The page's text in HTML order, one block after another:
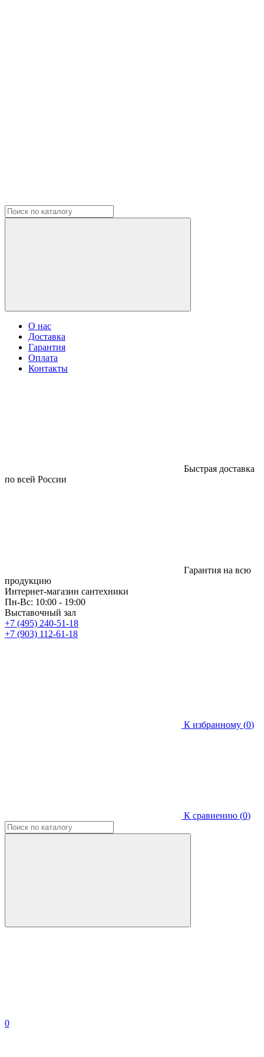
О нас
Доставка
Гарантия
Оплата
Контакты
Быстрая доставка
по всей России
Гарантия на всю
продукцию
Интернет-магазин сантехники
Пн-Вс: 10:00 - 19:00
Выставочный зал
+7 (495) 240-51-18
+7 (903) 112-61-18
К избранному (0)
К сравнению (0)
0